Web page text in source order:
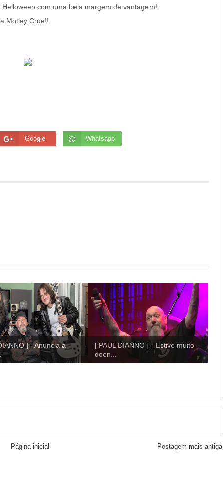
com uma bela margem de vantagem!
Motley Crue!!
Google Whatsapp
] - Anuncia a
[ PAUL DIANNO ] - Estive muito
doen...
Postagem mais antiga
Página inicial